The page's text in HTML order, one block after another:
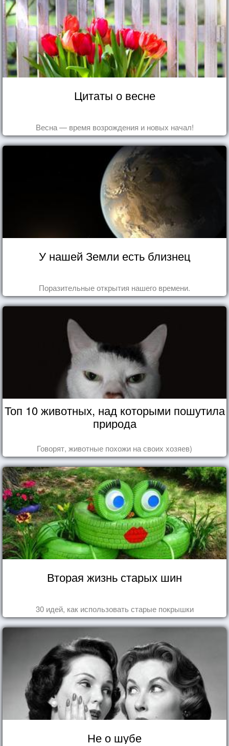
Цитаты о весне
Весна — время возрождения и новых начал!
У нашей Земли есть близнец
Поразительные открытия нашего времени.
Топ 10 животных, над которыми пошутила
природа
Говорят, животные похожи на своих хозяев)
Вторая жизнь старых шин
30 идей, как использовать старые покрышки
Не о шубе